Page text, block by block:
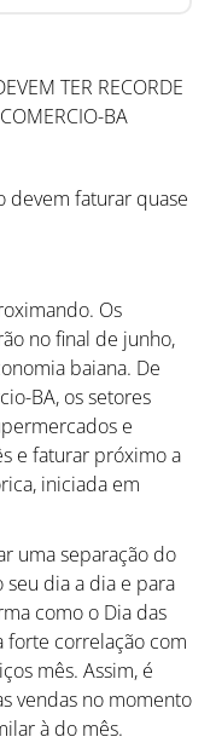
TER RECORDE
BA
devem faturar quase
Os
no final de junho,
baiana. De
BA, os setores
e
e faturar próximo a
iniciada em
uma separação do
dia a dia e para
como o Dia das
forte correlação com
mês. Assim, é
vendas no momento
à do mês.